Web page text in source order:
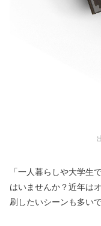
「一人暮らしや大学生
はいませんか？近年は
刷したいシーンも多いで